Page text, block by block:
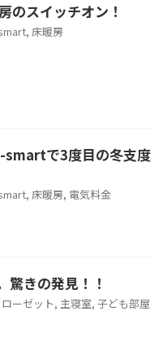
のスイッチオン！
, 床暖房
smartで3度目の冬支度
, 床暖房, 電気料金
驚きの発見！！
ーゼット, 主寝室, 子ども部屋